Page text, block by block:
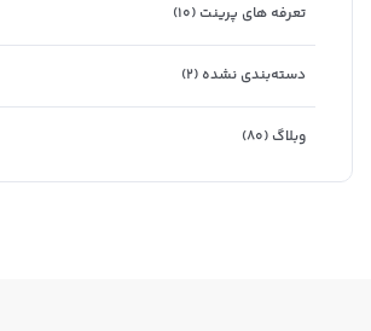
تعرفه های پرینت (۱۰)
دسته‌بندی نشده (۲)
وبلاگ (۸۰)